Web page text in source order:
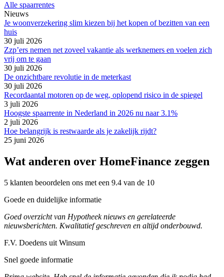
Alle spaarrentes
Nieuws
Je woonverzekering slim kiezen bij het kopen of bezitten van een
huis
30 juli 2026
Zzp’ers nemen net zoveel vakantie als werknemers en voelen zich
vrij om te gaan
30 juli 2026
De onzichtbare revolutie in de meterkast
30 juli 2026
Recordaantal motoren op de weg, oplopend risico in de spiegel
3 juli 2026
Hoogste spaarrente in Nederland in 2026 nu naar 3.1%
2 juli 2026
Hoe belangrijk is restwaarde als je zakelijk rijdt?
25 juni 2026
Wat anderen over HomeFinance zeggen
5 klanten beoordelen ons met een 9.4 van de 10
Goede en duidelijke informatie
Goed overzicht van Hypotheek nieuws en gerelateerde
nieuwsberichten. Kwalitatief geschreven en altijd onderbouwd.
F.V. Doedens uit Winsum
Snel goede informatie